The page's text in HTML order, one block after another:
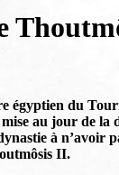
égyptien du
au jour de la
à n’avoir
II.